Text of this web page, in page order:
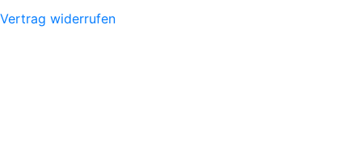
Vertrag widerrufen